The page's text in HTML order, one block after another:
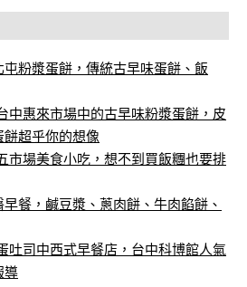
屯粉漿蛋餅，傳統古早味蛋餅、飯
中惠來市場中的古早味粉漿蛋餅，皮
超乎你的想像
市場美食小吃，想不到買飯糰也要排
餐，鹹豆漿、蔥肉餅、牛肉餡餅、
吐司中西式早餐店，台中科博館人氣
導